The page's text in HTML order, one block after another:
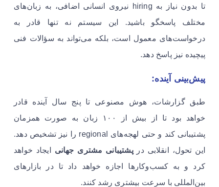
تا بدون نیاز به hiring نیروی انسانی اضافی، به زبان‌های
مختلف پاسخگو باشید. این سیستم نه تنها قادر به
درخواست‌های معمول است، بلکه می‌تواند به سؤالات فنی
پیچیده نیز پاسخ دهد.
پیش‌بینی آینده:
طبق گزارشات، هوش مصنوعی تا پنج سال آینده قادر
خواهد بود تا از بیش از ۱۰۰ زبان به صورت همزمان
پشتیبانی کند و حتی لهجه‌های regional را نیز تشخیص دهد.
این تحول، انقلابی درپشتیبانی مشتری جهانی ایجاد خواهد
کرد و به کسب‌وکارها اجازه خواهد داد تا در بازارهای
بین‌المللی با سرعت بیشتری رشد کنند.